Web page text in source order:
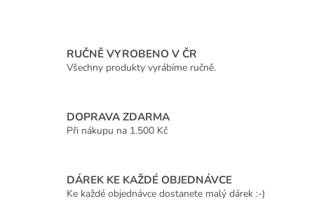
RUČNĚ VYROBENO V ČR
Všechny produkty vyrábíme ručně.
DOPRAVA ZDARMA
Při nákupu na 1.500 Kč
DÁREK KE KAŽDÉ OBJEDNÁVCE
Ke každé objednávce dostanete malý dárek :-)